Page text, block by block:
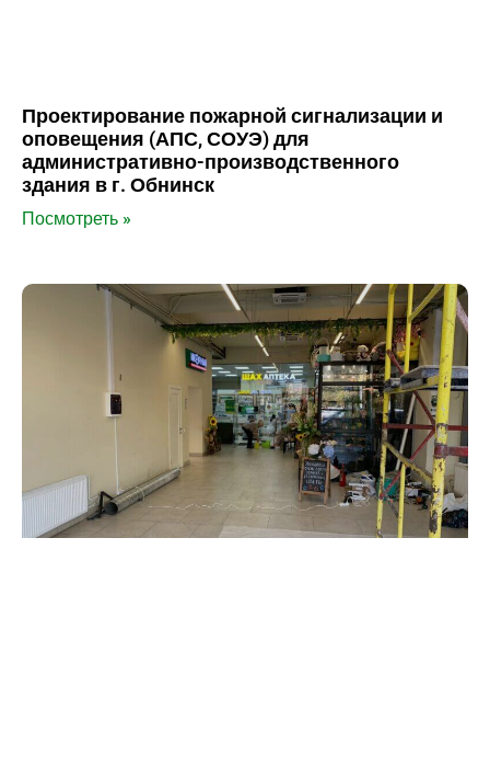
Проектирование пожарной сигнализации и
оповещения (АПС, СОУЭ) для
административно-производственного
здания в г. Обнинск
Посмотреть »